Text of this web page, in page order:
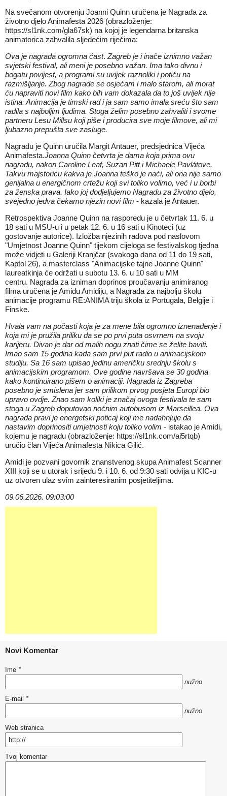
Na svečanom otvorenju Joanni Quinn uručena je Nagrada za
životno djelo Animafesta 2026 (obrazloženje:
https://sl1nk.com/gla67sk) na kojoj je legendarna britanska
animatorica zahvalila sljedećim riječima:
Ova je nagrada ogromna čast. Zagreb je i inače iznimno važan
svjetski festival, ali meni je posebno važan. Ima tako divnu i
bogatu povijest, a programi su uvijek raznoliki i potiču na
razmišljanje. Zbog nagrade se osjećam i malo starom, ali morat
ću napraviti novi film kako bih vam dokazala da to još uvijek nije
istina. Animacija je timski rad i ja sam samo imala sreću što sam
radila s najboljim ljudima. Stoga želim posebno zahvaliti i svome
partneru Lesu Millsu koji piše i producira sve moje filmove, ali mi
ljubazno prepušta sve zasluge.
Nagradu je Quinn uručila Margit Antauer, predsjednica Vijeća
Animafesta.Joanna Quinn četvrta je dama koja prima ovu
nagradu, nakon Caroline Leaf, Suzan Pitt i Michaele Pavlátove.
Takvu majstoricu kakva je Joanna teško je naći, ali ona nije samo
genijalna u energičnom crtežu koji svi toliko volimo, već i u borbi
za ženska prava. Iako joj dodjeljujemo Nagradu za životno djelo,
svejedno jedva čekamo njezin novi film - kazala je Antauer.
Retrospektiva Joanne Quinn na rasporedu je u četvrtak 11. 6. u
18 sati u MSU-u i u petak 12. 6. u 16 sati u Kinoteci (uz
gostovanje autorice). Izložba njezinih radova pod naslovom
"Umjetnost Joanne Quinn" tijekom cijeloga se festivalskog tjedna
može vidjeti u Galeriji Kranjčar (svakoga dana od 11 do 19 sati,
Kaptol 26), a masterclass "Animacijske tajne Joanne Quinn"
laureatkinja će održati u subotu 13. 6. u 10 sati u MM
centru. Nagrada za izniman doprinos proučavanju animiranog
filma uručena je Amidu Amidiju, a Nagrada za najbolju školu
animacije programu RE:ANIMA triju škola iz Portugala, Belgije i
Finske.
Hvala vam na počasti koja je za mene bila ogromno iznenađenje i
koja mi je pružila priliku da se po prvi puta osvrnem na svoju
karijeru. Divan je dar od malih nogu znati čime se želite baviti.
Imao sam 15 godina kada sam prvi put radio u animacijskom
studiju. Sa 16 sam upisao jedinu američku srednju školu s
animacijskim programom. Ove godine navršava se 30 godina
kako kontinuirano pišem o animaciji. Nagrada iz Zagreba
posebno je smislena jer sam prilikom prvog posjeta Europi bio
upravo ovdje. Znao sam koliki je značaj ovoga festivala te sam
stoga u Zagreb doputovao noćnim autobusom iz Marseillea. Ova
nagrada pravi je energetski poticaj koji me nadahnjuje da
nastavim doprinositi umjetnosti koju toliko volim - istakao je Amidi,
kojemu je nagradu (obrazloženje: https://sl1nk.com/ai5rtqb)
uručio član Vijeća Animafesta Nikica Gilić.
Amidi je pozvani govornik znanstvenog skupa Animafest Scanner
XIII koji se u utorak i srijedu 9. i 10. 6. od 9:30 sati odvija u KIC-u
uz otvoren ulaz svim zainteresiranim posjetiteljima.
09.06.2026. 09:03:00
Novi Komentar
Ime *
nužno
E-mail *
nužno
Web stranica
Tvoj komentar